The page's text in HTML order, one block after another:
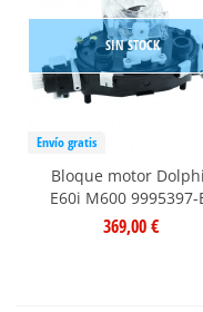
Envío gratis
SIN STOCK
Bloque motor
E60i M600 9995397-
369,00 €